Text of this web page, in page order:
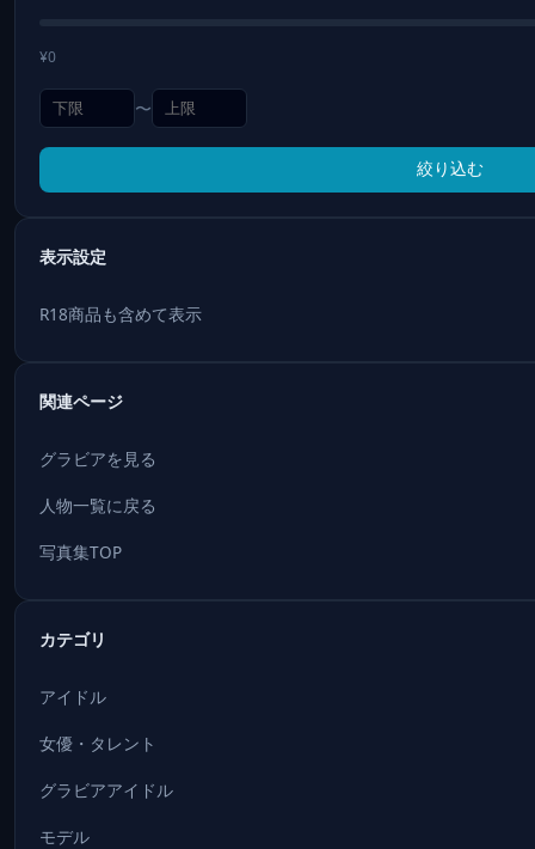
¥0
〜
絞り込む
表示設定
R18商品も含めて表示
関連ページ
グラビアを見る
人物一覧に戻る
写真集TOP
カテゴリ
アイドル
女優・タレント
グラビアアイドル
モデル